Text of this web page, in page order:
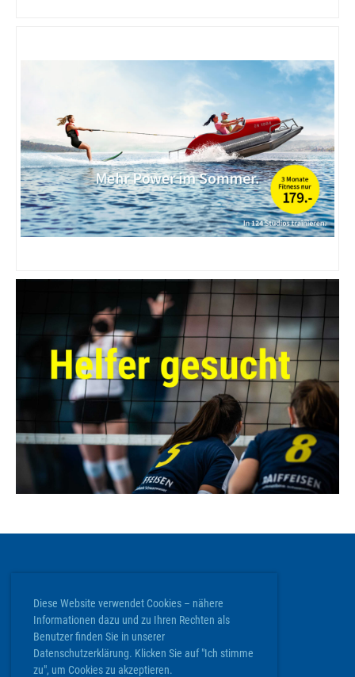
Diese Website verwendet Cookies – nähere
Informationen dazu und zu Ihren Rechten als
Benutzer finden Sie in unserer
Datenschutzerklärung. Klicken Sie auf "Ich stimme
zu", um Cookies zu akzeptieren.
Volley Köniz
Werkstrasse 20 | 3084 Wabern
info@volley-koeniz.ch